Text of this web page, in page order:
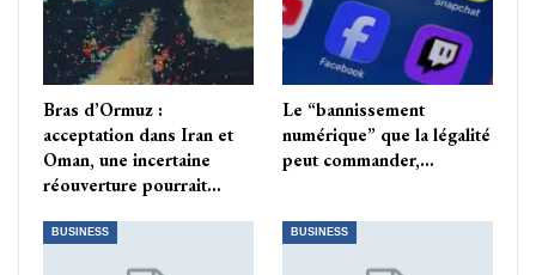
Bras d’Ormuz :
acceptation dans Iran et
Oman, une incertaine
réouverture pourrait…
Le “bannissement
numérique” que la légalité
peut commander,…
BUSINESS BUSINESS